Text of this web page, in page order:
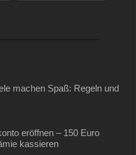
machen Spaß: Regeln und
eröffnen – 150 Euro
kassieren